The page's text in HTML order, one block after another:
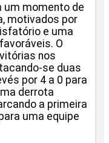
um momento de
motivados por
e uma
O
nos
se duas
por 4 a 0 para
derrota
a primeira
uma equipe